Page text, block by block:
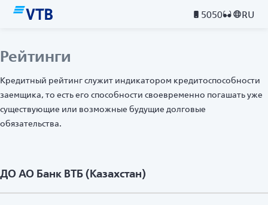
5050 RU
Рейтинги
Кредитный рейтинг служит индикатором кредитоспособности
заемщика, то есть его способности своевременно погашать уже
существующие или возможные будущие долговые
обязательства.
ДО АО Банк ВТБ (Казахстан)